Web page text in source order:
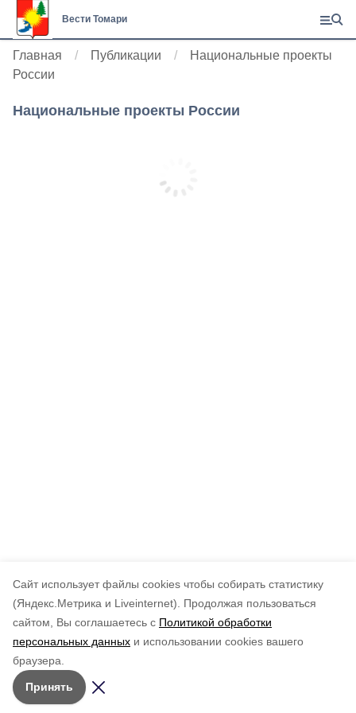
Cайт использует файлы cookies чтобы собирать статистику
(Яндекс.Метрика и Liveinternet).
Продолжая пользоваться
сайтом, Вы соглашаетесь с Политикой обработки
персональных данных и использовании cookies вашего
браузера.
Принять
Вести Томари
Главная Публикации
Национальные проекты
России
Национальные проекты России